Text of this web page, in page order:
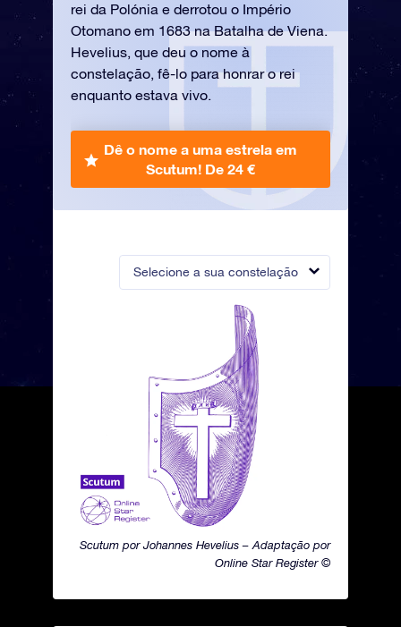
Selecione a sua constelação
Scutum por Johannes Hevelius – Adaptação por
Online Star Register ©
rei da Polónia e derrotou o Império
Otomano em 1683 na Batalha de Viena.
Hevelius, que deu o nome à
constelação, fê-lo para honrar o rei
enquanto estava vivo.
Dê o nome a uma estrela em
Scutum! De 24 €